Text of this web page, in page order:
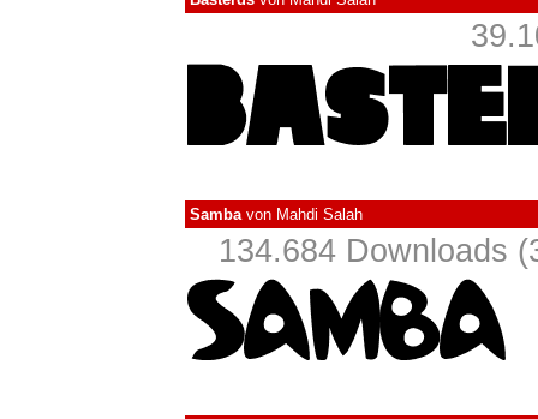
Sambavon Mahdi Salah
134.684 Downloads